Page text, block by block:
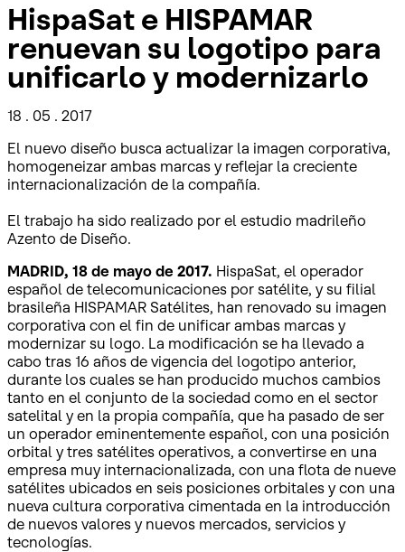
HispaSat e HISPAMAR
renuevan su logotipo para
unificarlo y modernizarlo
18 . 05 . 2017
El nuevo diseño busca actualizar la imagen corporativa,
homogeneizar ambas marcas y reflejar la creciente
internacionalización de la compañía.
El trabajo ha sido realizado por el estudio madrileño
Azento de Diseño.
MADRID, 18 de mayo de 2017. HispaSat, el operador
español de telecomunicaciones por satélite, y su filial
brasileña HISPAMAR Satélites, han renovado su imagen
corporativa con el fin de unificar ambas marcas y
modernizar su logo. La modificación se ha llevado a
cabo tras 16 años de vigencia del logotipo anterior,
durante los cuales se han producido muchos cambios
tanto en el conjunto de la sociedad como en el sector
satelital y en la propia compañía, que ha pasado de ser
un operador eminentemente español, con una posición
orbital y tres satélites operativos, a convertirse en una
empresa muy internacionalizada, con una flota de nueve
satélites ubicados en seis posiciones orbitales y con una
nueva cultura corporativa cimentada en la introducción
de nuevos valores y nuevos mercados, servicios y
tecnologías.